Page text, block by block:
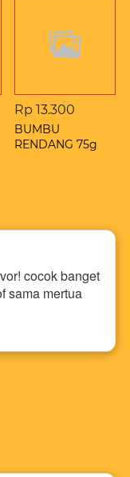
Rp 13.300
BUMBU
RENDANG 75g
cocok banget
sama mertua